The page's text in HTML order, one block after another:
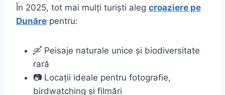
În 2025, tot mai mulți turiști aleg croaziere pe
Dunăre pentru:
🛶 Peisaje naturale unice și biodiversitate
rară
📷 Locații ideale pentru fotografie,
birdwatching și filmări